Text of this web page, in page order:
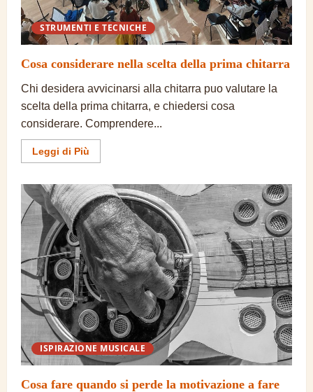
STRUMENTI E TECNICHE
Cosa considerare nella scelta della prima chitarra
Chi desidera avvicinarsi alla chitarra puo valutare la
scelta della prima chitarra, e chiedersi cosa
considerare. Comprendere...
Leggi di Più
informazioni
considerare
nella
scelta
della
prima
chitarra
ISPIRAZIONE MUSICALE
Cosa fare quando si perde la motivazione a fare